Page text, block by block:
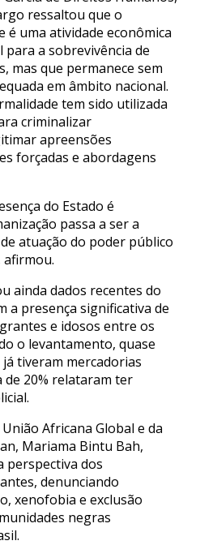
ressaltou que o
é uma atividade econômica
para a sobrevivência de
mas que permanece sem
em âmbito nacional.
tem sido utilizada
criminalizar
apreensões
forçadas e abordagens
do Estado é
passa a ser a
atuação do poder público
afirmou.
ainda dados recentes do
a presença significativa de
e idosos entre os
o levantamento, quase
tiveram mercadorias
de 20% relataram ter
Africana Global e da
Mariama Bintu Bah,
perspectiva dos
denunciando
xenofobia e exclusão
negras